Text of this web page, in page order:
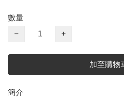
數量
−
+
加至購物
簡介